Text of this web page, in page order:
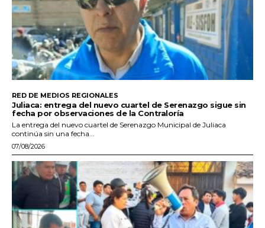
RED DE MEDIOS REGIONALES
Juliaca: entrega del nuevo cuartel de Serenazgo sigue sin
fecha por observaciones de la Contraloría
La entrega del nuevo cuartel de Serenazgo Municipal de Juliaca
continúa sin una fecha...
07/08/2026